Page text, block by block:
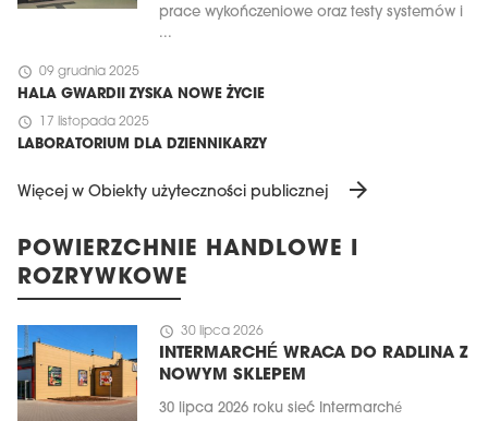
prace wykończeniowe oraz testy systemów i
...
schedule 09 grudnia 2025
HALA GWARDII ZYSKA NOWE ŻYCIE
schedule 17 listopada 2025
LABORATORIUM DLA DZIENNIKARZY
Więcej w Obiekty użyteczności publicznej arrow_forward
POWIERZCHNIE HANDLOWE I
ROZRYWKOWE
schedule 30 lipca 2026
INTERMARCHÉ WRACA DO RADLINA Z
NOWYM SKLEPEM
30 lipca 2026 roku sieć Intermarché